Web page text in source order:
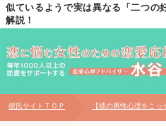
似ているようで実は異なる「二つの
解説！
TOP
個別恋愛相談について
彼氏サイトＴＯＰ 【彼の男性心理をこ